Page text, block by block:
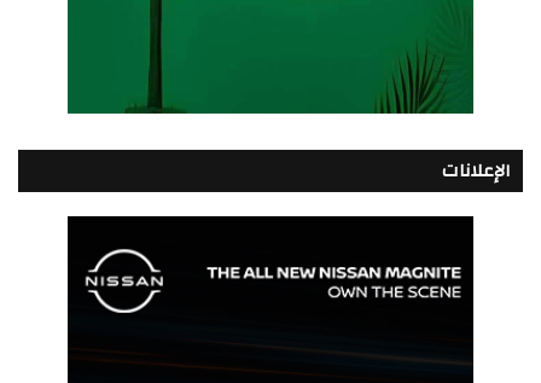
الإعلانات